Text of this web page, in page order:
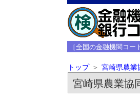
［全国の金融機関コ
トップ 宮崎県農業
宮崎県農業協